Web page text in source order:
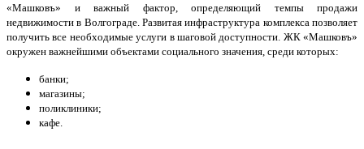
«Машковъ» и важный фактор, определяющий темпы продажи
недвижимости в Волгограде. Развитая инфраструктура комплекса позволяет
получить все необходимые услуги в шаговой доступности. ЖК «Машковъ»
окружен важнейшими объектами социального значения, среди которых:
банки;
магазины;
поликлиники;
кафе.